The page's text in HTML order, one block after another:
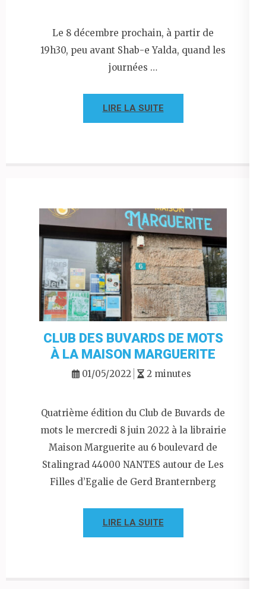
Le 8 décembre prochain, à partir de
19h30, peu avant Shab-e Yalda, quand les
journées …
LIRE LA SUITE
CLUB DES BUVARDS DE MOTS
À LA MAISON MARGUERITE
01/05/2022 2 minutes
Quatrième édition du Club de Buvards de
mots le mercredi 8 juin 2022 à la librairie
Maison Marguerite au 6 boulevard de
Stalingrad 44000 NANTES autour de Les
Filles d’Egalie de Gerd Branternberg
LIRE LA SUITE